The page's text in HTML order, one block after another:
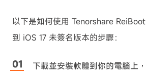
以下是如何使用 Tenorshare
到 iOS 17 未簽名版本的步驟：
下載並安裝軟體到你的電腦上